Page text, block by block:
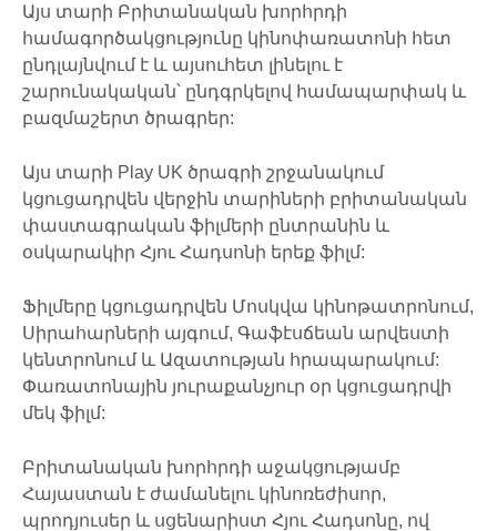
Այս տարի Բրիտանական խորհրդի
համագործակցությունը կինոփառատոնի հետ
ընդլայնվում է և այսուհետ լինելու է
շարունակական՝ ընդգրկելով համապարփակ և
բազմաշերտ ծրագրեր:
Այս տարի Play UK ծրագրի շրջանակում
կցուցադրվեն վերջին տարիների բրիտանական
փաստագրական ֆիլմերի ընտրանին և
օսկարակիր Հյու Հադսոնի երեք ֆիլմ:
Ֆիլմերը կցուցադրվեն Մոսկվա կինոթատրոնում,
Սիրահարների այգում, Գաֆէսճեան արվեստի
կենտրոնում և Ազատության հրապարակում:
Փառատոնային յուրաքանչյուր օր կցուցադրվի
մեկ ֆիլմ:
Բրիտանական խորհրդի աջակցությամբ
Հայաստան է ժամանելու կինոռեժիսոր,
պրոդյուսեր և սցենարիստ Հյու Հադսոնը, ով